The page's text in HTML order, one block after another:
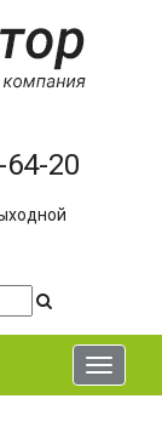
20
Toggle